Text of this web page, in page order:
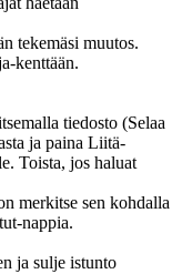
tekemäsi muutos.
kenttään.
tiedosto (Selaa
ja paina Liitä-
Toista, jos haluat
merkitse sen kohdalla
nappia.
ja sulje istunto